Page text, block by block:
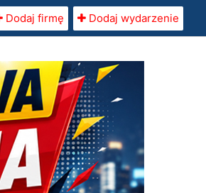
Dodaj firmę Dodaj wydarzenie